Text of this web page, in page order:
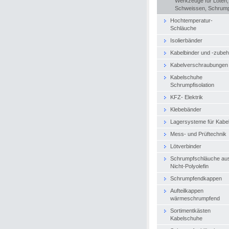
Schweissen,
Hochtemperatur-
Schläuche
Isolierbänder
Kabelbinder und -
Kabelverschraubungen
Kabelschuhe
Schrumpfisolation
KFZ- Elektrik
Klebebänder
Lagersysteme für Kabel
Mess- und Prüftechnik
Lötverbinder
Schrumpfschläuche
Nicht-Polyolefin
Schrumpfendkappen
Aufteilkappen
wärmeschrumpfend
Sortimentkästen
Kabelschuhe